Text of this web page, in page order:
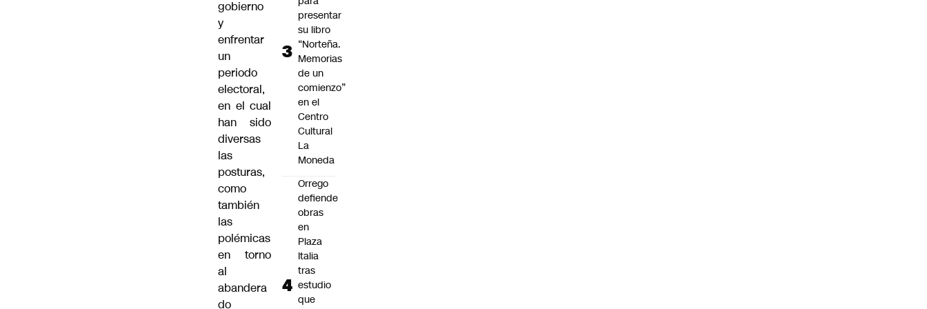
gobierno
y
enfrentar
un
periodo
electoral,
en el cual
han sido
diversas
las
posturas,
como
también
las
polémicas
en torno
al
abandera
do
presentar
su libro
“Norteña.
Memorias
de un
comienzo”
en el
Centro
Cultural
La
Moneda
Orrego
defiende
obras
en
Plaza
Italia
tras
estudio
que